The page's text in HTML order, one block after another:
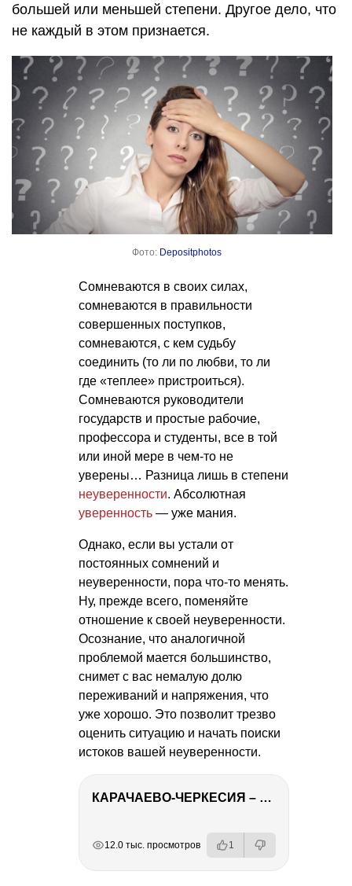
большей или меньшей степени. Другое дело, что
не каждый в этом признается.
Фото: Depositphotos
Сомневаются в своих силах,
сомневаются в правильности
совершенных поступков,
сомневаются, с кем судьбу
соединить (то ли по любви, то ли
где «теплее» пристроиться).
Сомневаются руководители
государств и простые рабочие,
профессора и студенты, все в той
или иной мере в чем-то не
уверены… Разница лишь в степени
неуверенности. Абсолютная
уверенность — уже мания.
Однако, если вы устали от
постоянных сомнений и
неуверенности, пора что-то менять.
Ну, прежде всего, поменяйте
отношение к своей неуверенности.
Осознание, что аналогичной
проблемой мается большинство,
снимет с вас немалую долю
переживаний и напряжения, что
уже хорошо. Это позволит трезво
оценить ситуацию и начать поиски
истоков вашей неуверенности.
КАРАЧАЕВО-ЧЕРКЕСИЯ – ПУТЕШЕСТВИЕ НА КАВКАЗ часть 2
12.0 тыс. просмотров 1